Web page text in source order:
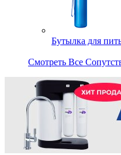
Бутылка для
Смотреть Все